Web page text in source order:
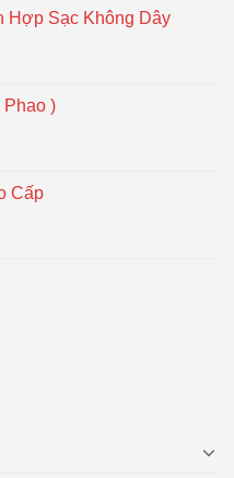
Hợp Sạc Không Dây
Phao )
Cấp